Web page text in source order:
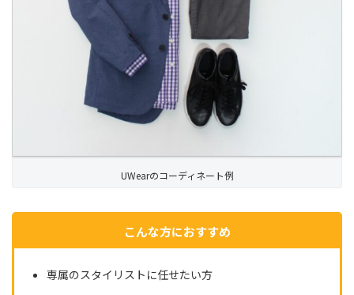
UWearのコーディネート例
こんな方におすすめ
専属のスタイリストに任せたい方